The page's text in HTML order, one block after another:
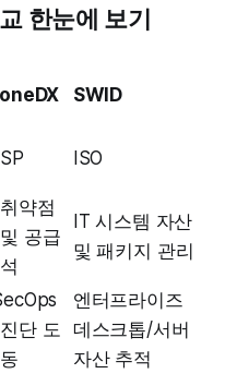
한눈에 보기
SWID
ISO
약점
공급
IT 시스템 자산
및 패키지 관리
단 도
엔터프라이즈
데스크톱/서버
자산 추적